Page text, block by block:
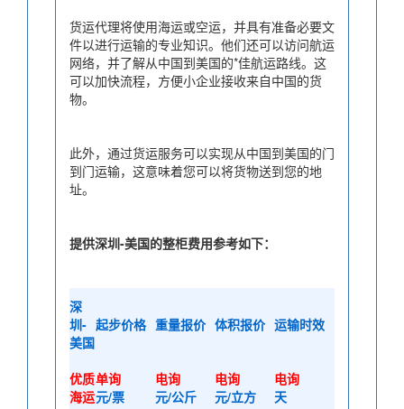
货运代理将使用海运或空运，并具有准备必要文
件以进行运输的专业知识。他们还可以访问航运
网络，并了解从中国到美国的*佳航运路线。这
可以加快流程，方便小企业接收来自中国的货
物。
此外，通过货运服务可以实现从中国到美国的门
到门运输，这意味着您可以将货物送到您的地
址。
提供深圳-美国的整柜费用参考如下：
深
圳-
美国
起步价格 重量报价 体积报价 运输时效
优质
海运
单询
元/票
电询
元/公斤
电询
元/立方
电询
天